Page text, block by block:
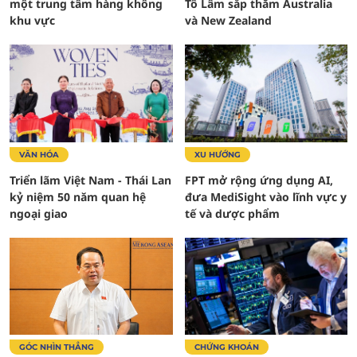
một trung tâm hàng không
khu vực
Tô Lâm sắp thăm Australia
và New Zealand
VĂN HÓA
Triển lãm Việt Nam - Thái Lan
kỷ niệm 50 năm quan hệ
ngoại giao
XU HƯỚNG
FPT mở rộng ứng dụng AI,
đưa MediSight vào lĩnh vực y
tế và dược phẩm
GÓC NHÌN THẲNG CHỨNG KHOÁN